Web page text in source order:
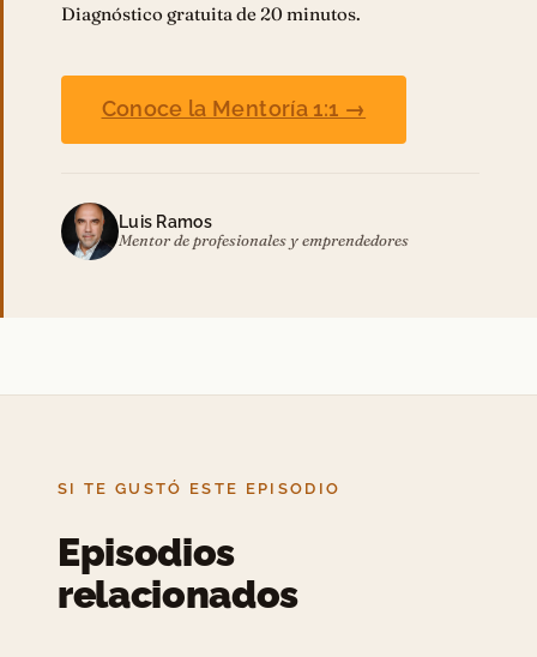
Diagnóstico gratuita de 20 minutos.
Conoce la Mentoría 1:1 →
Luis Ramos
Mentor de profesionales y emprendedores
SI TE GUSTÓ ESTE EPISODIO
Episodios
relacionados